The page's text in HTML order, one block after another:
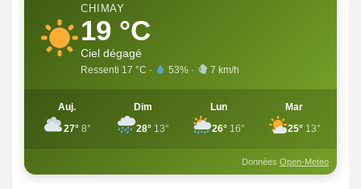
CHIMAY
19 °C
Ciel dégagé
Ressenti 17 °C · 53% · 7 km/h
Auj.
27° 8°
Dim
28° 13°
Lun
26° 16°
Mar
25° 13°
Données Open-Meteo